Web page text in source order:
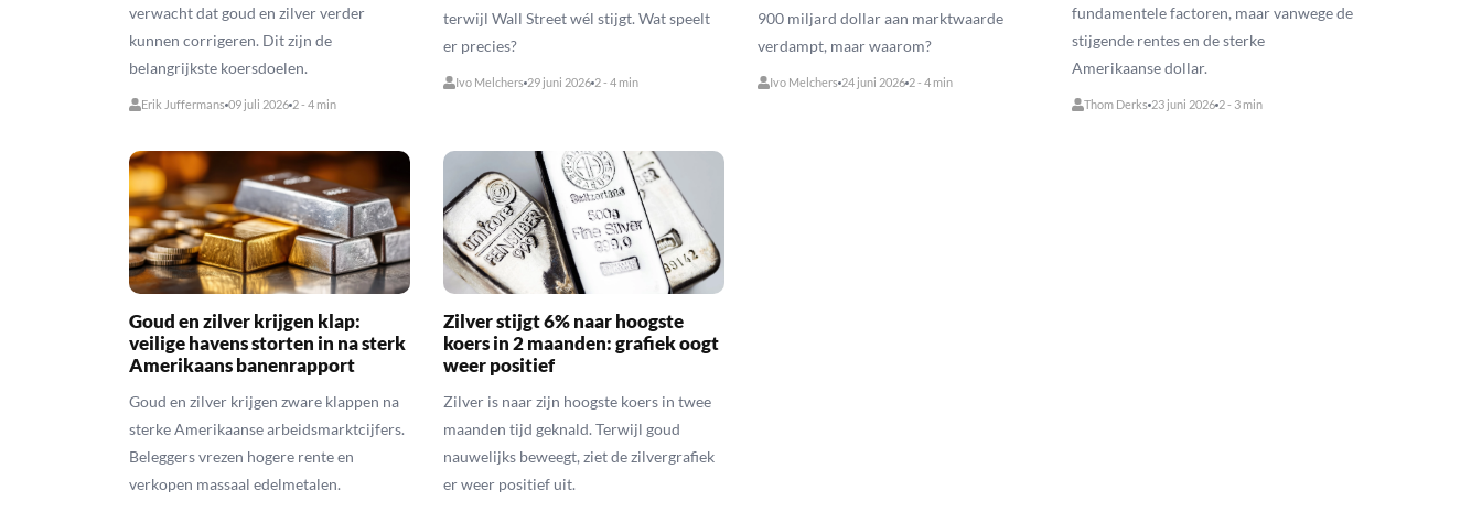
verwacht dat goud en zilver verder
kunnen corrigeren. Dit zijn de
belangrijkste koersdoelen.
Erik Juffermans 09 juli 2026 2 - 4 min
terwijl Wall Street wél stijgt. Wat speelt
er precies?
Ivo Melchers 29 juni 2026 2 - 4 min
900 miljard dollar aan marktwaarde
verdampt, maar waarom?
Ivo Melchers 24 juni 2026 2 - 4 min
fundamentele factoren, maar vanwege de
stijgende rentes en de sterke
Amerikaanse dollar.
Thom Derks 23 juni 2026 2 - 3 min
Goud en zilver krijgen klap:
veilige havens storten in na sterk
Amerikaans banenrapport
Goud en zilver krijgen zware klappen na
sterke Amerikaanse arbeidsmarktcijfers.
Beleggers vrezen hogere rente en
verkopen massaal edelmetalen.
Zilver stijgt 6% naar hoogste
koers in 2 maanden: grafiek oogt
weer positief
Zilver is naar zijn hoogste koers in twee
maanden tijd geknald. Terwijl goud
nauwelijks beweegt, ziet de zilvergrafiek
er weer positief uit.